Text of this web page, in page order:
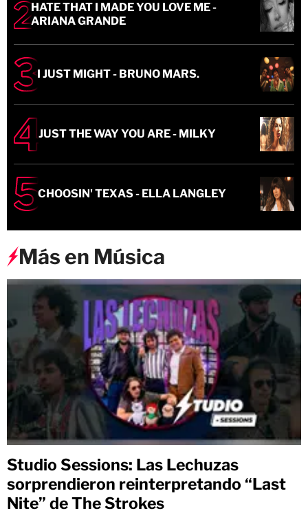
HATE THAT I MADE YOU LOVE ME -
ARIANA GRANDE
I JUST MIGHT - BRUNO MARS.
JUST THE WAY YOU ARE - MILKY
CHOOSIN' TEXAS - ELLA LANGLEY
Más en Música
Studio Sessions: Las Lechuzas
sorprendieron reinterpretando “Last
Nite” de The Strokes